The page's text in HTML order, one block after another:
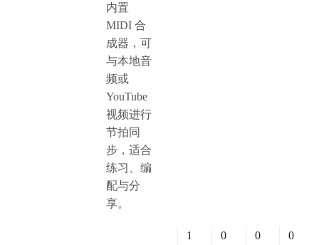
内置
MIDI 合
成器，可
与本地音
频或
YouTube
视频进行
节拍同
步，适合
练习、编
配与分
享。
1
0
0
0